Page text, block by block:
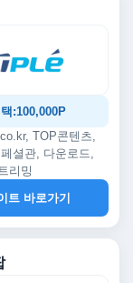
:100,000P
TOP콘텐츠,
셜관, 다운로드,
리밍
트 바로가기